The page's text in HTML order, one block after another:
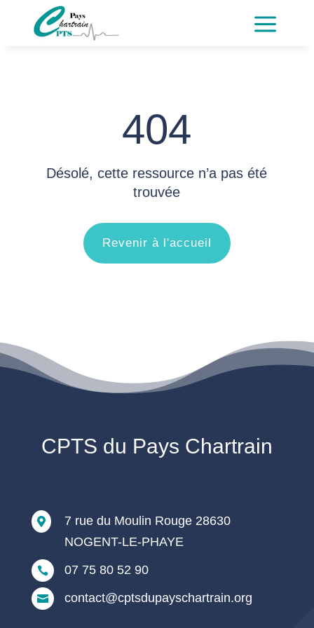
a
404
Désolé, cette ressource n’a pas été
trouvée
Revenir à l'accueil
CPTS du Pays Chartrain

7 rue du Moulin Rouge 28630
NOGENT-LE-PHAYE
 07 75 80 52 90
 contact@cptsdupayschartrain.org